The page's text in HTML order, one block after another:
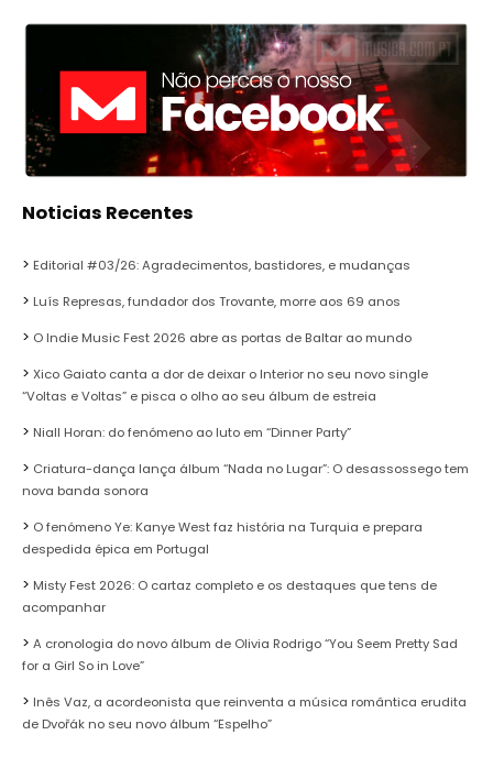
Noticias Recentes
Editorial #03/26: Agradecimentos, bastidores, e mudanças
Luís Represas, fundador dos Trovante, morre aos 69 anos
O Indie Music Fest 2026 abre as portas de Baltar ao mundo
Xico Gaiato canta a dor de deixar o Interior no seu novo single
“Voltas e Voltas” e pisca o olho ao seu álbum de estreia
Niall Horan: do fenómeno ao luto em “Dinner Party”
Criatura-dança lança álbum “Nada no Lugar”: O desassossego tem
nova banda sonora
O fenómeno Ye: Kanye West faz história na Turquia e prepara
despedida épica em Portugal
Misty Fest 2026: O cartaz completo e os destaques que tens de
acompanhar
A cronologia do novo álbum de Olivia Rodrigo “You Seem Pretty Sad
for a Girl So in Love”
Inês Vaz, a acordeonista que reinventa a música romântica erudita
de Dvořák no seu novo álbum “Espelho”